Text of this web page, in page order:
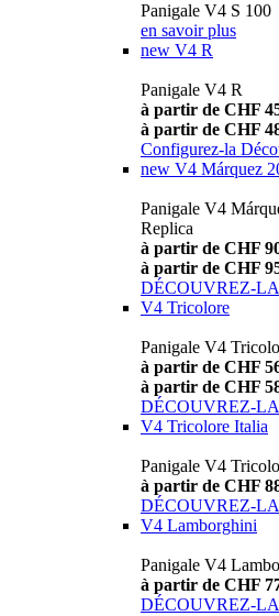
Panigale V4 S 100
en savoir plus
new V4 R
Panigale V4 R
à partir de CHF
à partir de CHF
Configurez-la
new V4 Márquez
Panigale V4
Replica
à partir de CHF
à partir de CHF
DÉCOUVREZ-LA
V4 Tricolore
Panigale V4
à partir de CHF
à partir de CHF
DÉCOUVREZ-LA
V4 Tricolore Italia
Panigale V4
à partir de CHF
DÉCOUVREZ-LA
V4 Lamborghini
Panigale V4
à partir de CHF
DÉCOUVREZ-LA